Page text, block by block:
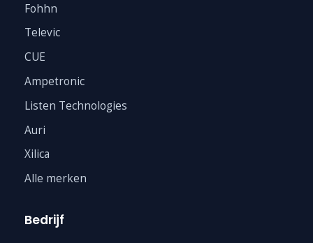
Fohhn
Televic
CUE
Ampetronic
Listen Technologies
Auri
Xilica
Alle merken
Bedrijf